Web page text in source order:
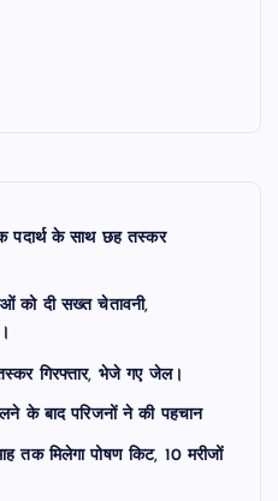
पदार्थ के साथ छह तस्कर
को दी सख्त चेतावनी,
गिरफ्तार, भेजे गए जेल।
के बाद परिजनों ने की पहचान
तक मिलेगा पोषण किट, 10 मरीजों